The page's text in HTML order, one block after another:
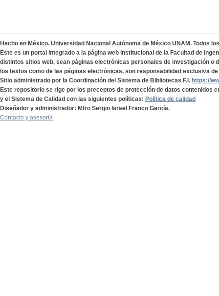
Hecho en México. Universidad Nacional Autónoma de México UNAM. Todos
Este es un portal integrado a la página web institucional de la Facultad de
distintos sitios web, sean páginas electrónicas personales de investigación o
los textos como de las páginas electrónicas, son responsabilidad exclusiva
Sitio administrado por la Coordinación del Sistema de Bibliotecas F.I. https://
Este repositorio se rige por los preceptos de protección de datos contenidos
y el Sistema de Calidad con las siguientes políticas: Política de calidad
Diseñador y administrador: Mtro Sergio Israel Franco García.
Contacto y asesoría